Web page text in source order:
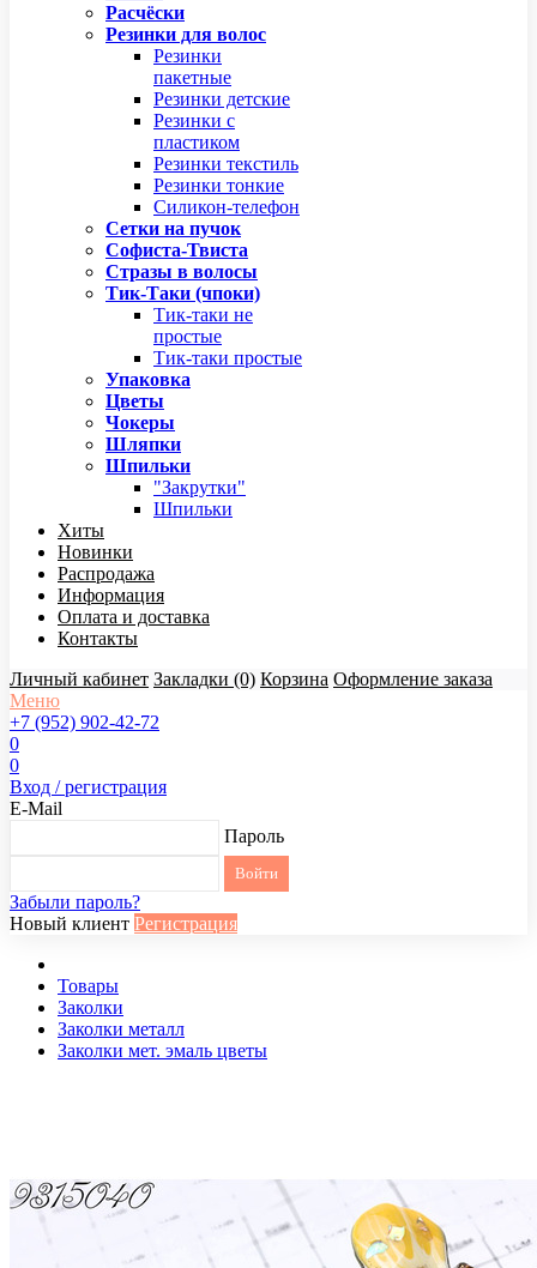
Расчёски
Резинки для волос
Резинки
пакетные
Резинки детские
Резинки с
пластиком
Резинки текстиль
Резинки тонкие
Силикон-телефон
Сетки на пучок
Софиста-Твиста
Стразы в волосы
Тик-Таки (чпоки)
Тик-таки не
простые
Тик-таки простые
Упаковка
Цветы
Чокеры
Шляпки
Шпильки
"Закрутки"
Шпильки
Хиты
Новинки
Распродажа
Информация
Оплата и доставка
Контакты
Личный кабинет Закладки (0) Корзина Оформление заказа
Меню
+7 (952) 902-42-72
0
0
Вход / регистрация
E-Mail
Пароль
Забыли пароль?
Новый клиент Регистрация
Товары
Заколки
Заколки металл
Заколки мет. эмаль цветы